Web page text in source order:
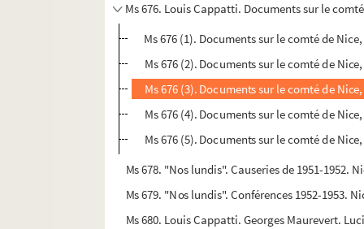
Ms 676. Louis Cappatti. Documents sur le
Ms 676 (1). Documents sur le comté de
Ms 676 (2). Documents sur le comté de
Ms 676 (3). Documents sur le comté de
Ms 676 (4). Documents sur le comté de
Ms 676 (5). Documents sur le comté de
Ms 678. "Nos lundis". Causeries de 1951-1952.
Ms 679. "Nos lundis". Conférences 1952-1953.
Ms 680. Louis Cappatti. Georges Maurevert.